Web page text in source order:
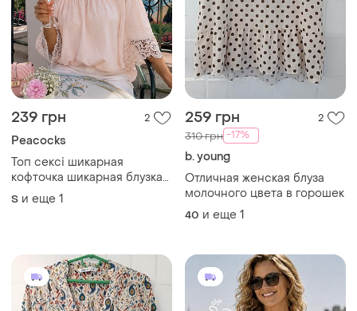
239 грн 2
Peacocks
Топ сексі шикарная
кофточка шикарная блузка
с кружевом зефірка рожева
блуза відкритими плечами
м 44-46 38
S и еще 1
259 грн 2
310 грн -17%
b. young
Отличная женская блуза
молочного цвета в горошек
40 и еще 1